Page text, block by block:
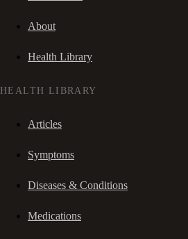
About
Health Library
HEALTH LIBRARY
Articles
Symptoms
Diseases & Conditions
Medications